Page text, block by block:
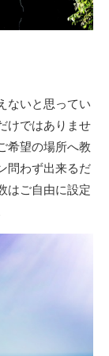
ないと思ってい
けではありませ
希望の場所へ教
問わず出来るだ
はご自由に設定